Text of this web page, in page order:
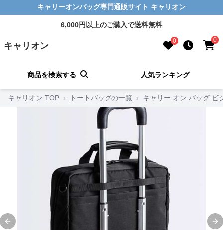
キャリーオンバッグ専門通販サイト キャリオン
6,000円以上のご購入で送料無料
キャリオン 0 0
商品を検索する 人気ランキング
キャリオン TOP › トートバッグの一覧 › キャリー オン バッグ ビ
Previous slide